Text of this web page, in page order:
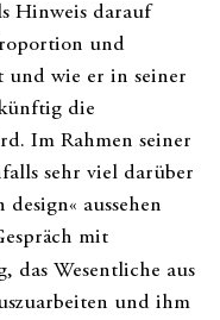
Hinweis darauf
und
und wie er in seiner
die
Im Rahmen seiner
sehr viel darüber
aussehen
mit
das Wesentliche aus
und ihm